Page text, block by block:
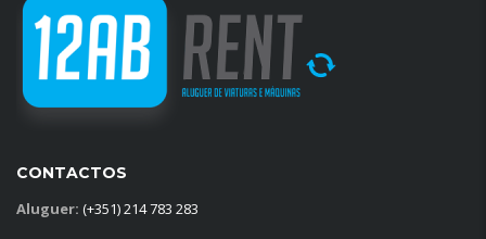
CONTACTOS
Aluguer: (+351) 214 783 283